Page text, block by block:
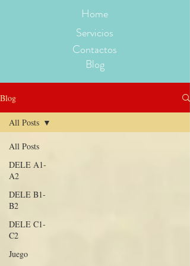
Home
Servicios
Contactos
Blog
Blog
All Posts
DELE A1-
A2
DELE B1-
B2
DELE C1-
C2
Juego
All Posts